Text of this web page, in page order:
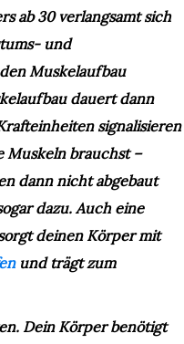
ab 30 verlangsamt sich
und
Muskelaufbau
dauert dann
signalisieren
Muskeln brauchst –
dann nicht abgebaut
dazu. Auch eine
deinen Körper mit
und trägt zum
Dein Körper benötigt